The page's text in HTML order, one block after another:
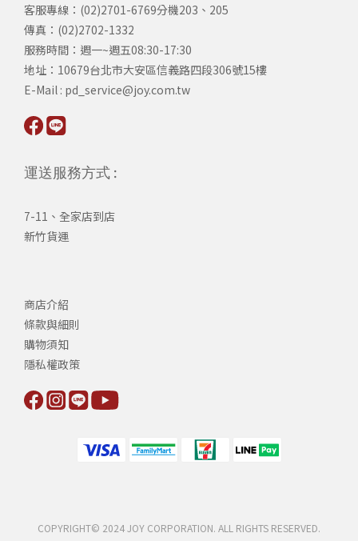
客服專線：(02)2701-6769分機203、205
傳真：(02)2702-1332
服務時間：週一~週五08:30-17:30
​地址：10679台北市大安區信義路四段306號15樓
​E-Mail : pd_service@joy.com.tw
運送服務方式 :
7-11、全家店到店
新竹貨運
商店介紹
條款與細則
購物須知
隱私權政策
COPYRIGHT© 2024 JOY CORPORATION. ALL RIGHTS RESERVED.